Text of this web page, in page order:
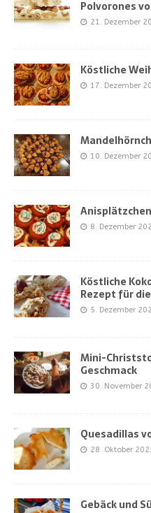
Polvorones
21. Dezember
Köstliche
17. Dezember
10. Dezember
8. Dezember
Köstliche
Rezept für
5. Dezember
Mini-
Geschmack
30. November
Quesadillas
28. Oktober
Gebäck und